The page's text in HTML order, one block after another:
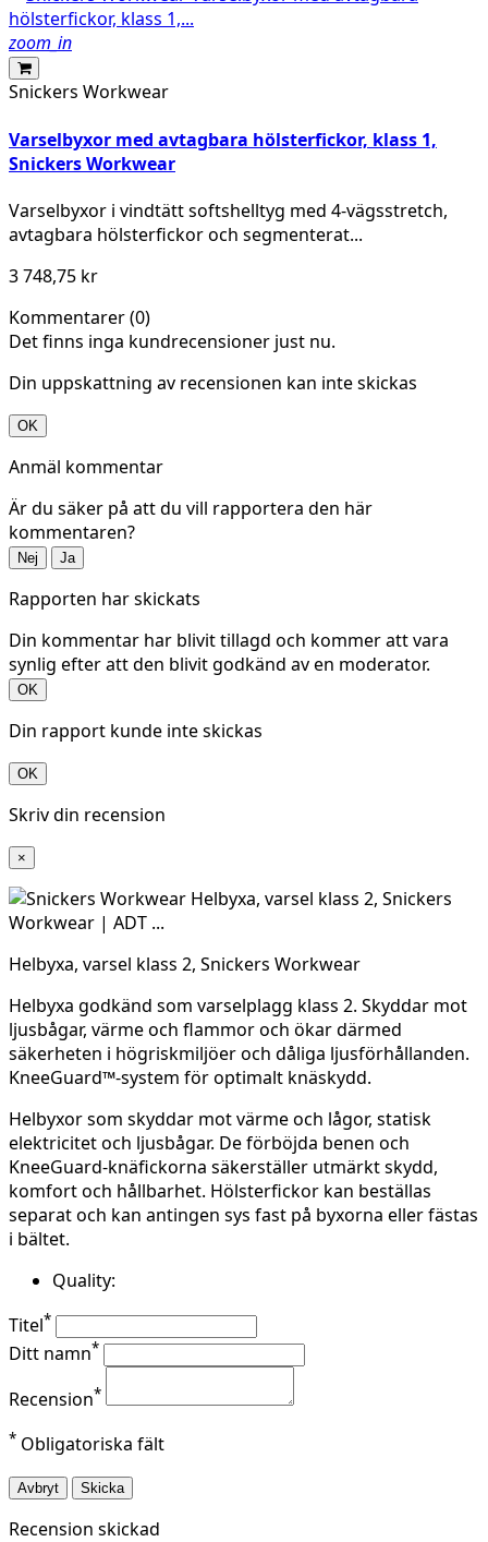
zoom_in
Snickers Workwear
Varselbyxor med avtagbara hölsterfickor, klass 1,
Snickers Workwear
Varselbyxor i vindtätt softshelltyg med 4-vägsstretch,
avtagbara hölsterfickor och segmenterat...
3 748,75 kr
Kommentarer (0)
Det finns inga kundrecensioner just nu.
Din uppskattning av recensionen kan inte skickas
OK
Anmäl kommentar
Är du säker på att du vill rapportera den här
kommentaren?
Nej Ja
Rapporten har skickats
Din kommentar har blivit tillagd och kommer att vara
synlig efter att den blivit godkänd av en moderator.
OK
Din rapport kunde inte skickas
OK
Skriv din recension
×
Helbyxa, varsel klass 2, Snickers Workwear
Helbyxa godkänd som varselplagg klass 2. Skyddar mot
ljusbågar, värme och flammor och ökar därmed
säkerheten i högriskmiljöer och dåliga ljusförhållanden.
KneeGuard™-system för optimalt knäskydd.
Helbyxor som skyddar mot värme och lågor, statisk
elektricitet och ljusbågar. De förböjda benen och
KneeGuard-knäfickorna säkerställer utmärkt skydd,
komfort och hållbarhet. Hölsterfickor kan beställas
separat och kan antingen sys fast på byxorna eller fästas
i bältet.
Quality:
Titel*
Ditt namn*
Recension*
* Obligatoriska fält
Avbryt Skicka
Recension skickad